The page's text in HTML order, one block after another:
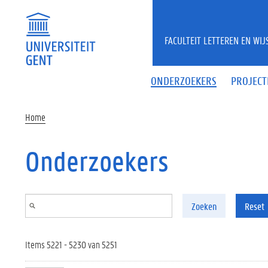
ONDERZOEKERS
FACULTEIT LETTEREN EN
Home
Onderzoekers
Zoeken Reset
Items 5221 - 5230 van 5251